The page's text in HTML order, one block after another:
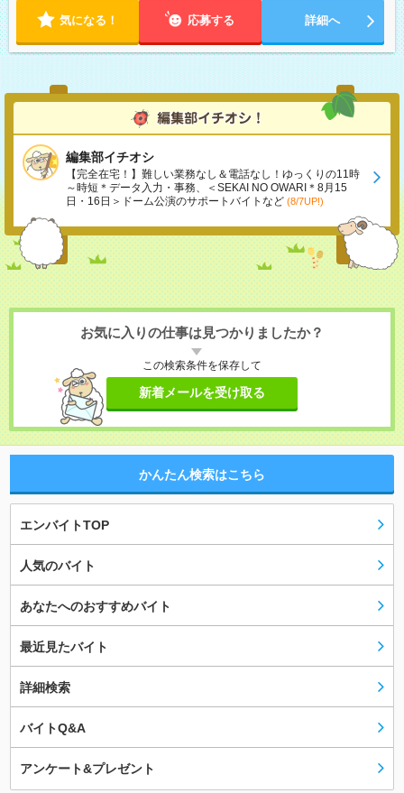
気になる！ 応募する 詳細へ
編集部イチオシ
【完全在宅！】難しい業務なし＆電話なし！ゆっくりの11時
～時短＊データ入力・事務、＜SEKAI NO OWARI＊8月15
日・16日＞ドーム公演のサポートバイトなど (8/7UP!)
お気に入りの仕事は見つかりましたか？
この検索条件を保存して
新着メールを受け取る
かんたん検索はこちら
エンバイトTOP
人気のバイト
あなたへのおすすめバイト
最近見たバイト
詳細検索
バイトQ&A
アンケート&プレゼント